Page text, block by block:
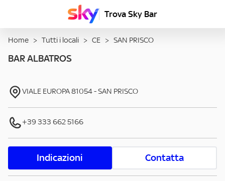
Trova Sky Bar
Home > Tutti i locali > CE > SAN PRISCO
BAR ALBATROS
VIALE EUROPA81054-SAN PRISCO
+39 333 662 5166
Indicazioni Contatta